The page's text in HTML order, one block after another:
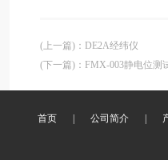
(上一篇) ： DE2A经纬仪
(下一篇) ： FMX-003静电位测
首页 公司简介